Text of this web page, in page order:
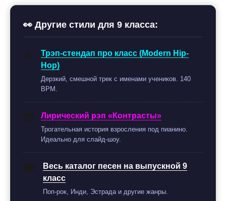
👀 Другие стили для 9 класса:
Трэп-стендап про класс (Modern Hip-
Hop)
Дерзкий, смешной трек с именами учеников. 140
BPM.
Лирический рэп «Контрасты»
Трогательная история взросления под пианино.
Идеально для слайд-шоу.
Весь каталог песен на выпускной 9
класс
Поп-рок, Инди, Эстрада и другие жанры.